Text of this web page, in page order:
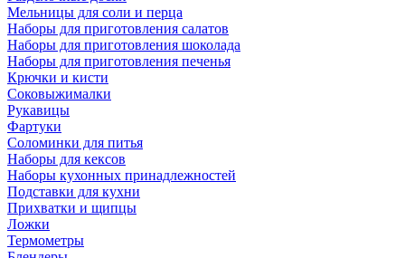
Мельницы для соли и перца
Наборы для приготовления салатов
Наборы для приготовления шоколада
Наборы для приготовления печенья
Крючки и кисти
Соковыжималки
Рукавицы
Фартуки
Соломинки для питья
Наборы для кексов
Наборы кухонных принадлежностей
Подставки для кухни
Прихватки и щипцы
Ложки
Термометры